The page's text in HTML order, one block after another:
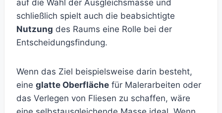
auf die Wahl der Ausgleichsmasse und
schließlich spielt auch die beabsichtigte
Nutzung des Raums eine Rolle bei der
Entscheidungsfindung.
Wenn das Ziel beispielsweise darin besteht,
eine glatte Oberfläche für Malerarbeiten oder
das Verlegen von Fliesen zu schaffen, wäre